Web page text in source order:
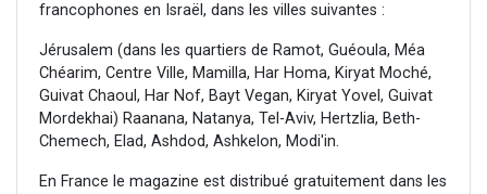
francophones en Israël, dans les villes suivantes :
Jérusalem (dans les quartiers de Ramot, Guéoula, Méa
Chéarim, Centre Ville, Mamilla, Har Homa, Kiryat Moché,
Guivat Chaoul, Har Nof, Bayt Vegan, Kiryat Yovel, Guivat
Mordekhai) Raanana, Natanya, Tel-Aviv, Hertzlia, Beth-
Chemech, Elad, Ashdod, Ashkelon, Modi'in.
En France le magazine est distribué gratuitement dans les